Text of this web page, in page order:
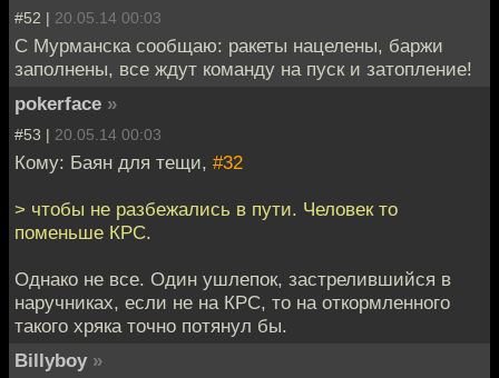
#52 | 20.05.14 00:03
С Мурманска сообщаю: ракеты нацелены, баржи
заполнены, все ждут команду на пуск и затопление!
pokerface »
#53 | 20.05.14 00:03
Кому: Баян для тещи, #32
> чтобы не разбежались в пути. Человек то
поменьше КРС.
Однако не все. Один ушлепок, застрелившийся в
наручниках, если не на КРС, то на откормленного
такого хряка точно потянул бы.
Billyboy »